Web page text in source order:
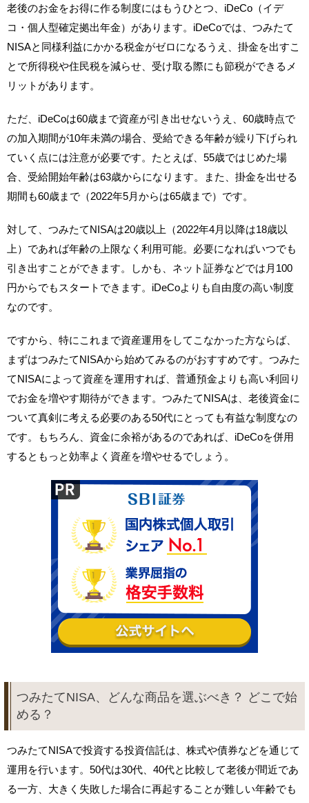
老後のお金をお得に作る制度にはもうひとつ、iDeCo（イデ
コ・個人型確定拠出年金）があります。iDeCoでは、つみたて
NISAと同様利益にかかる税金がゼロになるうえ、掛金を出すこ
とで所得税や住民税を減らせ、受け取る際にも節税ができるメ
リットがあります。
ただ、iDeCoは60歳まで資産が引き出せないうえ、60歳時点で
の加入期間が10年未満の場合、受給できる年齢が繰り下げられ
ていく点には注意が必要です。たとえば、55歳ではじめた場
合、受給開始年齢は63歳からになります。また、掛金を出せる
期間も60歳まで（2022年5月からは65歳まで）です。
対して、つみたてNISAは20歳以上（2022年4月以降は18歳以
上）であれば年齢の上限なく利用可能。必要になればいつでも
引き出すことができます。しかも、ネット証券などでは月100
円からでもスタートできます。iDeCoよりも自由度の高い制度
なのです。
ですから、特にこれまで資産運用をしてこなかった方ならば、
まずはつみたてNISAから始めてみるのがおすすめです。つみた
てNISAによって資産を運用すれば、普通預金よりも高い利回り
でお金を増やす期待ができます。つみたてNISAは、老後資金に
ついて真剣に考える必要のある50代にとっても有益な制度なの
です。もちろん、資金に余裕があるのであれば、iDeCoを併用
するともっと効率よく資産を増やせるでしょう。
つみたてNISA、どんな商品を選ぶべき？ どこで始
める？
つみたてNISAで投資する投資信託は、株式や債券などを通じて
運用を行います。50代は30代、40代と比較して老後が間近であ
る一方、大きく失敗した場合に再起することが難しい年齢でも